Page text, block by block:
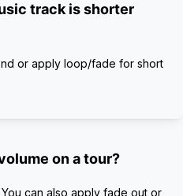
track is shorter
or apply loop/fade for short
on a tour?
can also apply fade out or